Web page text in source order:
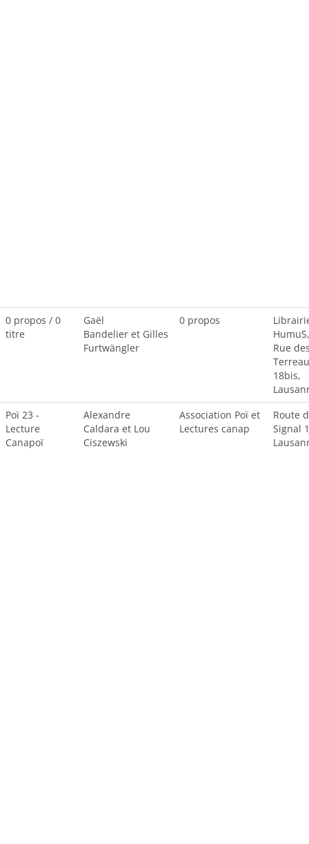
0 propos / 0
titre
Gaël
Bandelier et Gilles
Furtwängler
0 propos
HumuS,
Rue
18bis,
Poï 23 -
Lecture
Canapoï
Alexandre
Caldara et Lou
Ciszewski
Association Poï et
Lectures canap
Route
Signal